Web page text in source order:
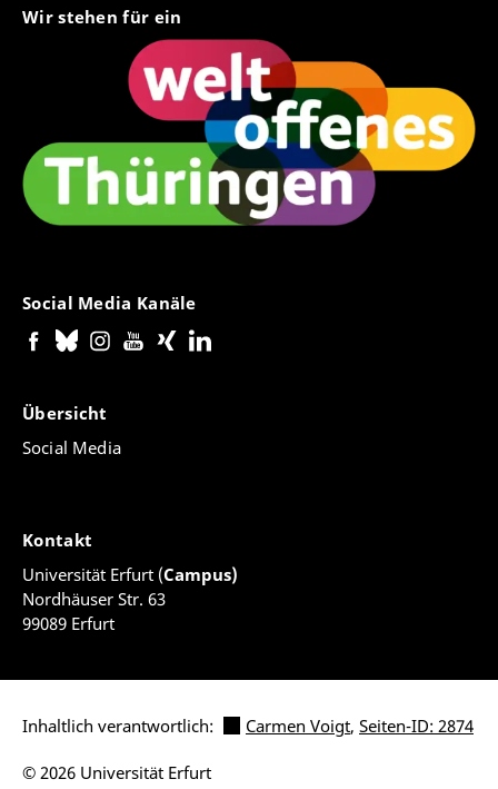
Wir stehen für ein
Social Media Kanäle
Übersicht
Social Media
Kontakt
Universität Erfurt (Campus)
Nordhäuser Str. 63
99089 Erfurt
Inhaltlich verantwortlich: Carmen Voigt, Seiten-ID: 2874
© 2026 Universität Erfurt